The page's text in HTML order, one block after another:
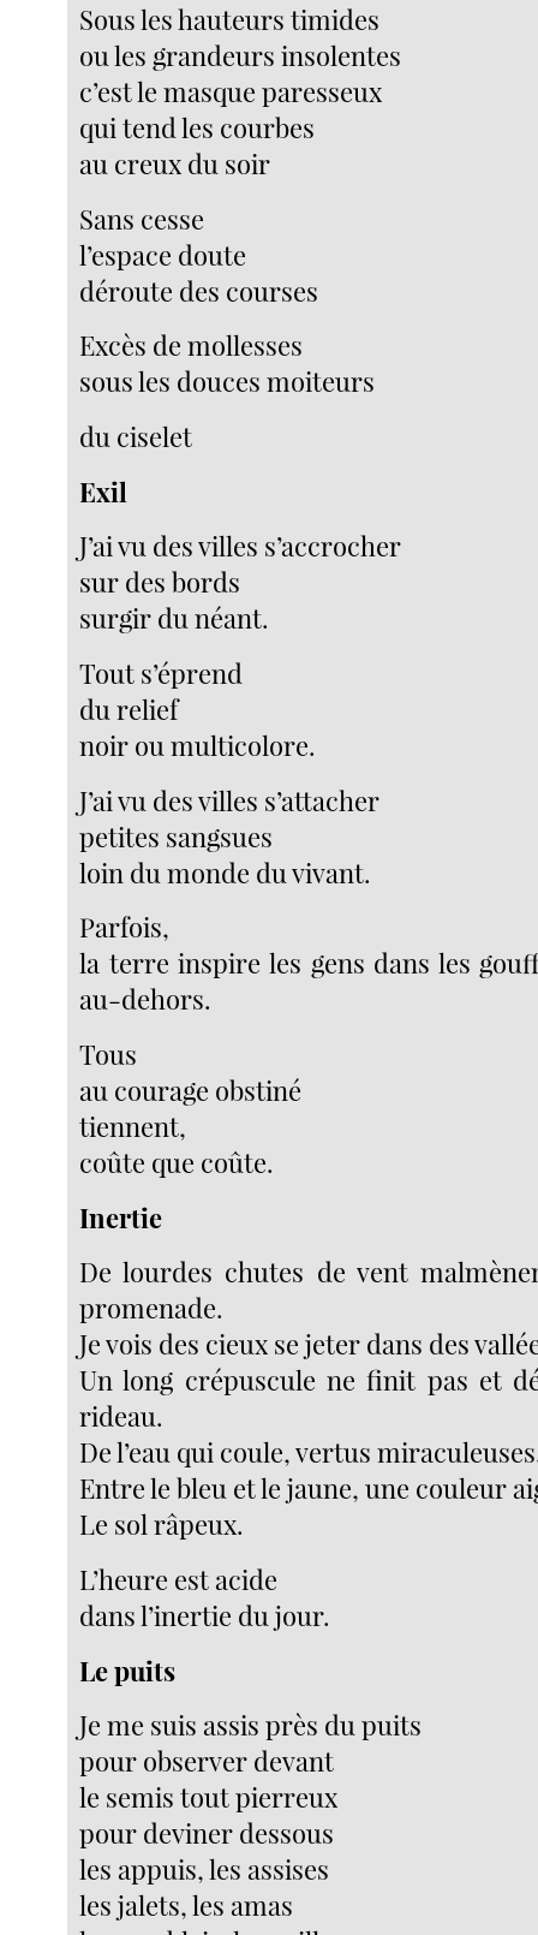
Sous les hauteurs timides
ou les grandeurs insolentes
c’est le masque paresseux
qui tend les courbes
au creux du soir
Sans cesse
l’espace doute
déroute des courses
Excès de mollesses
sous les douces moiteurs
du ciselet
Exil
J’ai vu des villes s’accrocher
sur des bords
surgir du néant.
Tout s’éprend
du relief
noir ou multicolore.
J’ai vu des villes s’attacher
petites sangsues
loin du monde du vivant.
Parfois,
la terre inspire les gens dans les
au-dehors.
Tous
au courage obstiné
tiennent,
coûte que coûte.
Inertie
De lourdes chutes de vent
promenade.
Je vois des cieux se jeter dans des
Un long crépuscule ne finit pas et
rideau.
De l’eau qui coule, vertus
Entre le bleu et le jaune, une couleur
Le sol râpeux.
L’heure est acide
dans l’inertie du jour.
Le puits
Je me suis assis près du puits
pour observer devant
le semis tout pierreux
pour deviner dessous
les appuis, les assises
les jalets, les amas